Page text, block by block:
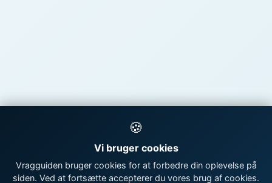
🍪
Vi bruger cookies
Vragguiden bruger cookies for at forbedre din oplevelse på
siden. Ved at fortsætte accepterer du vores brug af cookies.